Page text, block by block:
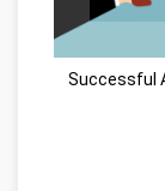
Successful